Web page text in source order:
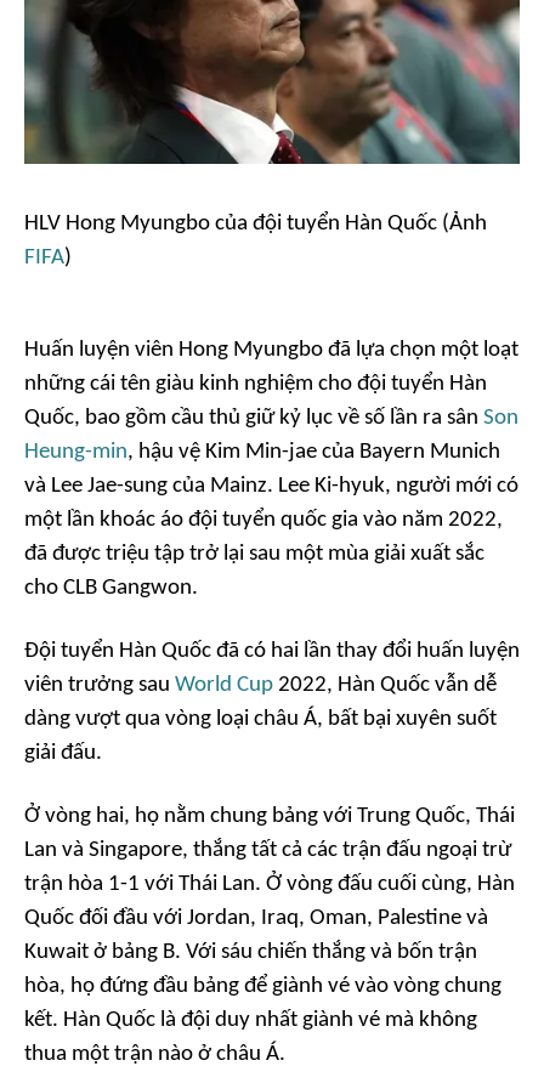
HLV Hong Myungbo của đội tuyển Hàn Quốc (Ảnh
FIFA)
Huấn luyện viên Hong Myungbo đã lựa chọn một loạt
những cái tên giàu kinh nghiệm cho đội tuyển Hàn
Quốc, bao gồm cầu thủ giữ kỷ lục về số lần ra sân Son
Heung-min, hậu vệ Kim Min-jae của Bayern Munich
và Lee Jae-sung của Mainz. Lee Ki-hyuk, người mới có
một lần khoác áo đội tuyển quốc gia vào năm 2022,
đã được triệu tập trở lại sau một mùa giải xuất sắc
cho CLB Gangwon.
Đội tuyển Hàn Quốc đã có hai lần thay đổi huấn luyện
viên trưởng sau World Cup 2022, Hàn Quốc vẫn dễ
dàng vượt qua vòng loại châu Á, bất bại xuyên suốt
giải đấu.
Ở vòng hai, họ nằm chung bảng với Trung Quốc, Thái
Lan và Singapore, thắng tất cả các trận đấu ngoại trừ
trận hòa 1-1 với Thái Lan. Ở vòng đấu cuối cùng, Hàn
Quốc đối đầu với Jordan, Iraq, Oman, Palestine và
Kuwait ở bảng B. Với sáu chiến thắng và bốn trận
hòa, họ đứng đầu bảng để giành vé vào vòng chung
kết. Hàn Quốc là đội duy nhất giành vé mà không
thua một trận nào ở châu Á.